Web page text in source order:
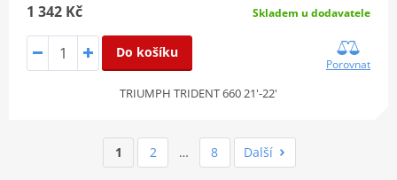
1 342 Kč Skladem u dodavatele
Do košíku
Porovnat
TRIUMPH TRIDENT 660 21'-22'
1 2 … 8 Další